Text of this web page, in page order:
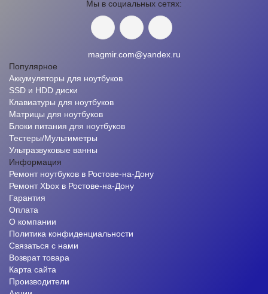
Мы в социальных сетях:
magmir.com@yandex.ru
Популярное
Аккумуляторы для ноутбуков
SSD и HDD диски
Клавиатуры для ноутбуков
Матрицы для ноутбуков
Блоки питания для ноутбуков
Тестеры/Мультиметры
Ультразвуковые ванны
Информация
Ремонт ноутбуков в Ростове-на-Дону
Ремонт Xbox в Ростове-на-Дону
Гарантия
Оплата
О компании
Политика конфиденциальности
Связаться с нами
Возврат товара
Карта сайта
Производители